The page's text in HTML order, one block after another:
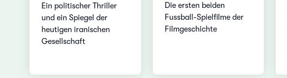
Ein politischer Thriller
und ein Spiegel der
heutigen iranischen
Gesellschaft
Die ersten beiden
Fussball-Spielfilme der
Filmgeschichte